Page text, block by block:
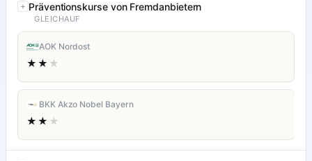
Präventionskurse von Fremdanbietern
GLEICHAUF
AOK Nordost
★★ ★
BKK Akzo Nobel Bayern
★★ ★